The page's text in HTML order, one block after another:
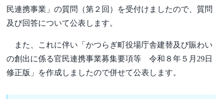
民連携事業」の質問（第２回）を受付けましたので、質問
及び回答について公表します。
また、これに伴い「かつらぎ町役場庁舎建替及び賑わい
の創出に係る官民連携事業募集要項等 令和８年５月29日
修正版」を作成しましたので併せて公表します。